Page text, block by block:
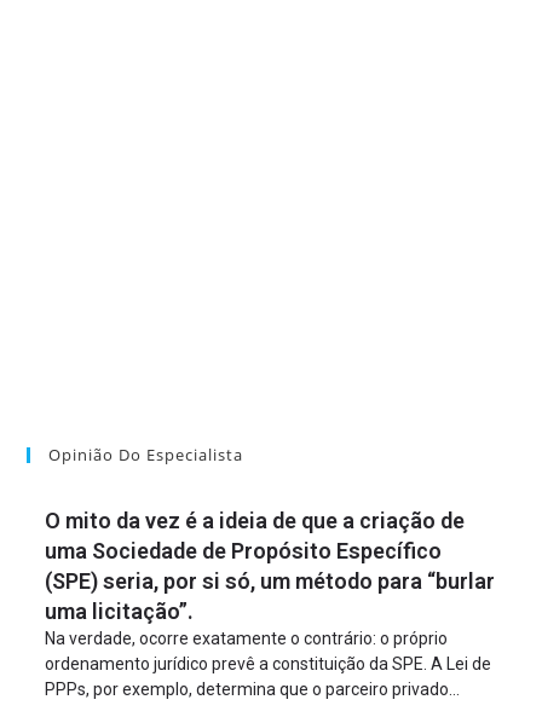
Opinião Do Especialista
O mito da vez é a ideia de que a criação de
uma Sociedade de Propósito Específico
(SPE) seria, por si só, um método para “burlar
uma licitação”.
Na verdade, ocorre exatamente o contrário: o próprio
ordenamento jurídico prevê a constituição da SPE. A Lei de
PPPs, por exemplo, determina que o parceiro privado